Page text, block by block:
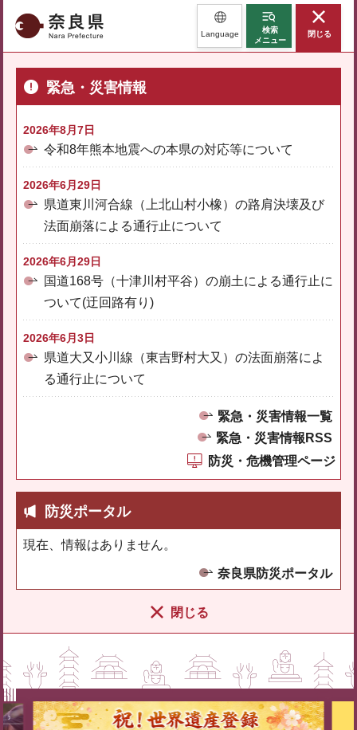
奈良県 Language
検索
メニュー
閉じる
緊急・災害情報
2026年8月7日
令和8年熊本地震への本県の対応等について
2026年6月29日
県道東川河合線（上北山村小橡）の路肩決壊及び
法面崩落による通行止について
2026年6月29日
国道168号（十津川村平谷）の崩土による通行止に
ついて(迂回路有り)
2026年6月3日
県道大又小川線（東吉野村大又）の法面崩落によ
る通行止について
緊急・災害情報一覧
緊急・災害情報RSS
防災・危機管理ページ
防災ポータル
現在、情報はありません。
奈良県防災ポータル
閉じる